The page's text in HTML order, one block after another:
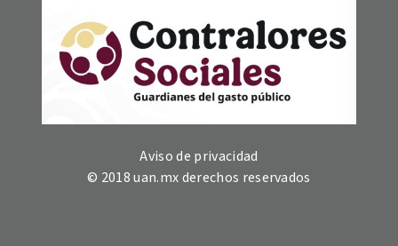
Aviso de privacidad
© 2018 uan.mx derechos reservados